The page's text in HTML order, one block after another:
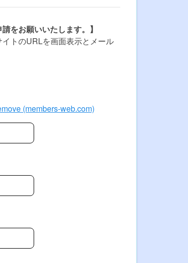
をお願いいたします。】
トのURLを画面表示とメール
(members-web.com)